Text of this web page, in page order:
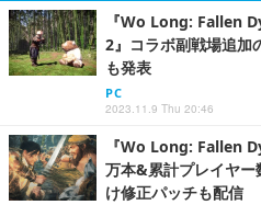
『Wo Long: Fallen
2』コラボ副戦場追加
も発表
PC
2023.11.9 Thu 20:46
『Wo Long: Fallen
万本&累計プレイヤ
け修正パッチも配信